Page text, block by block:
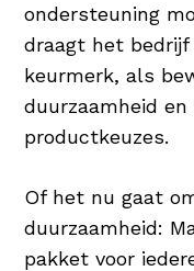
ondersteuning
draagt het
keurmerk, als
duurzaamheid
productkeuzes.
Of het nu gaat
duurzaamheid:
pakket voor